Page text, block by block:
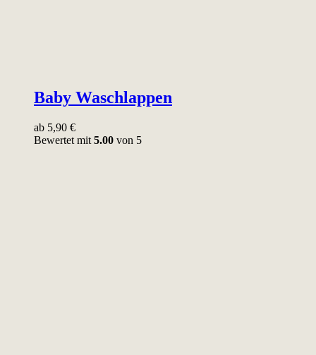
Baby Waschlappen
ab 5,90 €
Bewertet mit 5.00 von 5